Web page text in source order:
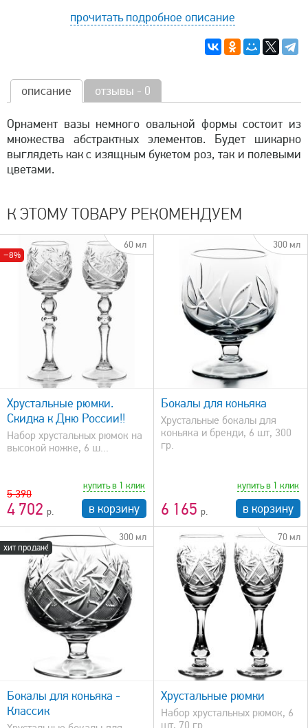
прочитать подробное описание
описание отзывы - 0
Орнамент вазы немного овальной формы состоит из
множества абстрактных элементов. Будет шикарно
выглядеть как с изящным букетом роз, так и полевыми
цветами.
К ЭТОМУ ТОВАРУ РЕКОМЕНДУЕМ
−8%
60 мл
Хрустальные рюмки.
Скидка к Дню России!!
Набор хрустальных рюмок на
высокой ножке, 6 ш...
5 390
4 702
купить в 1 клик
в корзину
300 мл
быстрый просмотр
Бокалы для коньяка
Хрустальные бокалы для
коньяка и бренди, 6 шт, 300
гр.
6 165
купить в 1 клик
в корзину
хит продаж!
300 мл
Бокалы для коньяка -
Классик
70 мл
быстрый просмотр
Хрустальные рюмки
Набор хрустальных рюмок, 6
шт, 70 гр.